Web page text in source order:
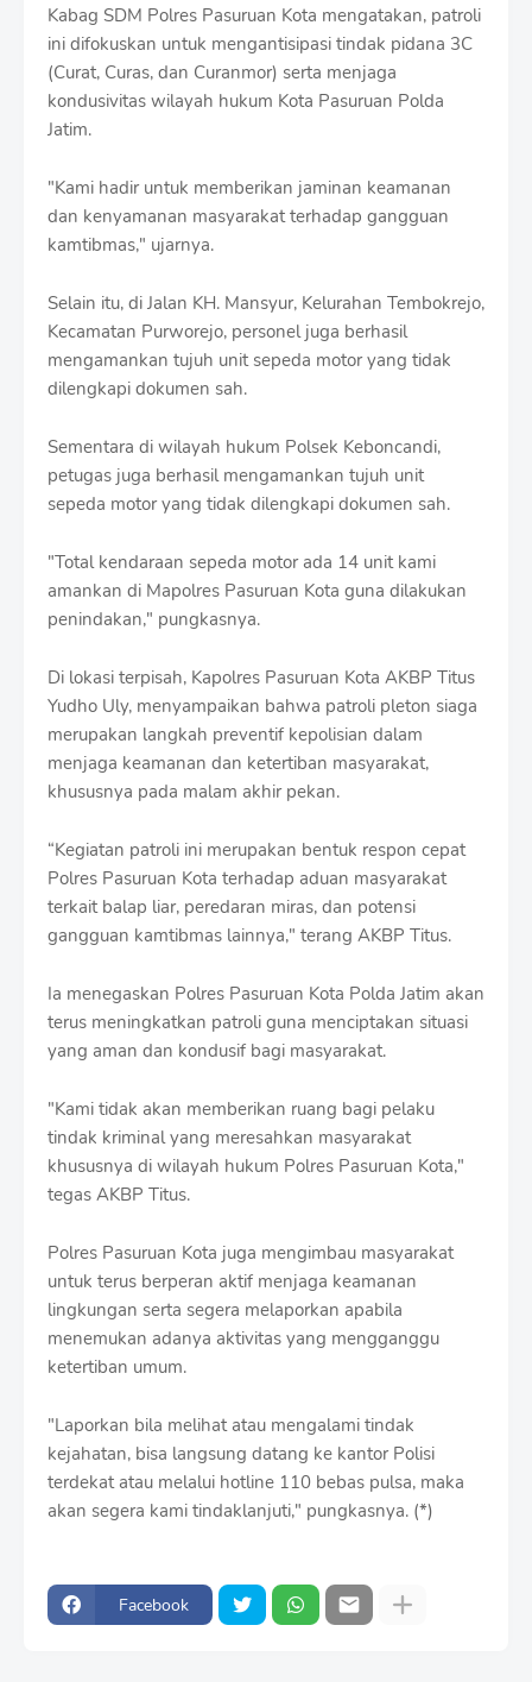
Kabag SDM Polres Pasuruan Kota mengatakan, patroli
ini difokuskan untuk mengantisipasi tindak pidana 3C
(Curat, Curas, dan Curanmor) serta menjaga
kondusivitas wilayah hukum Kota Pasuruan Polda
Jatim.
"Kami hadir untuk memberikan jaminan keamanan
dan kenyamanan masyarakat terhadap gangguan
kamtibmas," ujarnya.
Selain itu, di Jalan KH. Mansyur, Kelurahan Tembokrejo,
Kecamatan Purworejo, personel juga berhasil
mengamankan tujuh unit sepeda motor yang tidak
dilengkapi dokumen sah.
Sementara di wilayah hukum Polsek Keboncandi,
petugas juga berhasil mengamankan tujuh unit
sepeda motor yang tidak dilengkapi dokumen sah.
"Total kendaraan sepeda motor ada 14 unit kami
amankan di Mapolres Pasuruan Kota guna dilakukan
penindakan," pungkasnya.
Di lokasi terpisah, Kapolres Pasuruan Kota AKBP Titus
Yudho Uly, menyampaikan bahwa patroli pleton siaga
merupakan langkah preventif kepolisian dalam
menjaga keamanan dan ketertiban masyarakat,
khususnya pada malam akhir pekan.
“Kegiatan patroli ini merupakan bentuk respon cepat
Polres Pasuruan Kota terhadap aduan masyarakat
terkait balap liar, peredaran miras, dan potensi
gangguan kamtibmas lainnya," terang AKBP Titus.
Ia menegaskan Polres Pasuruan Kota Polda Jatim akan
terus meningkatkan patroli guna menciptakan situasi
yang aman dan kondusif bagi masyarakat.
"Kami tidak akan memberikan ruang bagi pelaku
tindak kriminal yang meresahkan masyarakat
khususnya di wilayah hukum Polres Pasuruan Kota,"
tegas AKBP Titus.
Polres Pasuruan Kota juga mengimbau masyarakat
untuk terus berperan aktif menjaga keamanan
lingkungan serta segera melaporkan apabila
menemukan adanya aktivitas yang mengganggu
ketertiban umum.
"Laporkan bila melihat atau mengalami tindak
kejahatan, bisa langsung datang ke kantor Polisi
terdekat atau melalui hotline 110 bebas pulsa, maka
akan segera kami tindaklanjuti," pungkasnya. (*)
Facebook